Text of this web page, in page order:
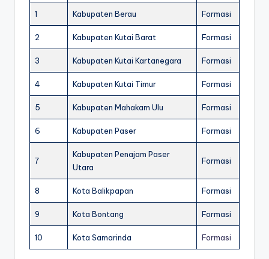
1 Kabupaten Berau Formasi
2 Kabupaten Kutai Barat Formasi
3 Kabupaten Kutai Kartanegara Formasi
4 Kabupaten Kutai Timur Formasi
5 Kabupaten Mahakam Ulu Formasi
6 Kabupaten Paser Formasi
7
Kabupaten Penajam Paser
Utara
Formasi
8 Kota Balikpapan Formasi
9 Kota Bontang Formasi
10 Kota Samarinda Formasi